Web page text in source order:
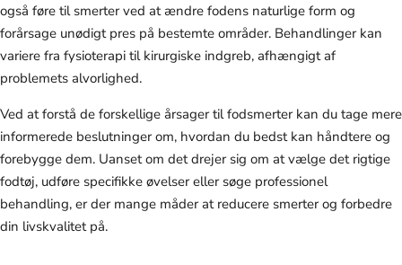
også føre til smerter ved at ændre fodens naturlige form og
forårsage unødigt pres på bestemte områder. Behandlinger kan
variere fra fysioterapi til kirurgiske indgreb, afhængigt af
problemets alvorlighed.
Ved at forstå de forskellige årsager til fodsmerter kan du tage mere
informerede beslutninger om, hvordan du bedst kan håndtere og
forebygge dem. Uanset om det drejer sig om at vælge det rigtige
fodtøj, udføre specifikke øvelser eller søge professionel
behandling, er der mange måder at reducere smerter og forbedre
din livskvalitet på.